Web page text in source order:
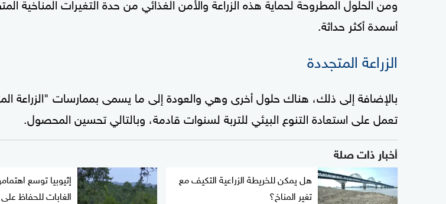
أسمدة أكثر حداثة.
الزراعة المتجددة
بالإضافة إلى ذلك، هناك حلول أخرى وهي والعودة إلى ما يسمى بممارسات "الزراعة
تعمل على استعادة التنوع البيئي للتربة لسنوات قادمة، وبالتالي تحسين المحصول.
أخبار ذات صلة
هل يمكن للخريطة الزراعية التكيف مع
تغير المناخ؟
إثيوبيا توسع
الغابات للحفاظ على